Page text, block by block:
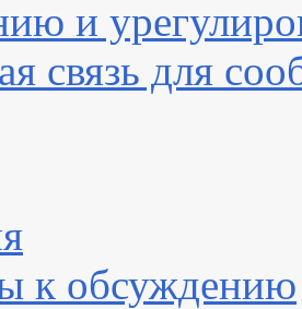
и
связь для
к обсуждению